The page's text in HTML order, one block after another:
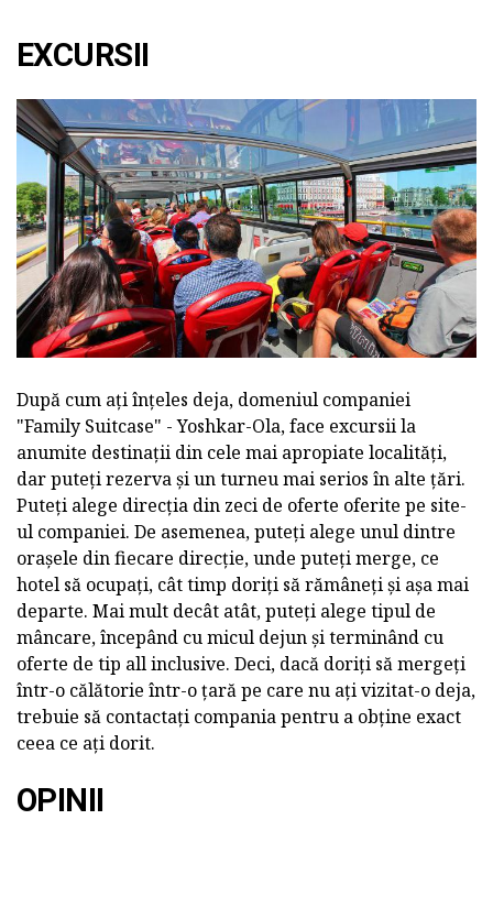
EXCURSII
După cum ați înțeles deja, domeniul companiei
"Family Suitcase" - Yoshkar-Ola, face excursii la
anumite destinații din cele mai apropiate localități,
dar puteți rezerva și un turneu mai serios în alte țări.
Puteți alege direcția din zeci de oferte oferite pe site-
ul companiei. De asemenea, puteți alege unul dintre
orașele din fiecare direcție, unde puteți merge, ce
hotel să ocupați, cât timp doriți să rămâneți și așa mai
departe. Mai mult decât atât, puteți alege tipul de
mâncare, începând cu micul dejun și terminând cu
oferte de tip all inclusive. Deci, dacă doriți să mergeți
într-o călătorie într-o țară pe care nu ați vizitat-o deja,
trebuie să contactați compania pentru a obține exact
ceea ce ați dorit.
OPINII